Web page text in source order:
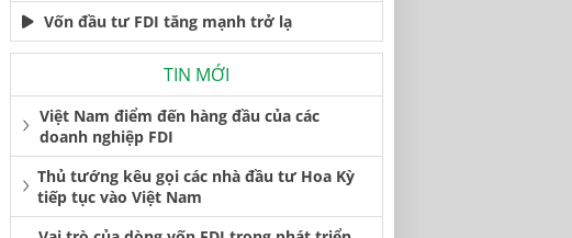
Vốn đầu tư FDI tăng mạnh trở lạ
TIN MỚI
Việt Nam điểm đến hàng đầu của các
doanh nghiệp FDI
Thủ tướng kêu gọi các nhà đầu tư Hoa Kỳ
tiếp tục vào Việt Nam